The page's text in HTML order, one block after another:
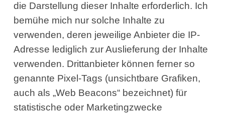
die Darstellung dieser Inhalte erforderlich. Ich
bemühe mich nur solche Inhalte zu
verwenden, deren jeweilige Anbieter die IP-
Adresse lediglich zur Auslieferung der Inhalte
verwenden. Drittanbieter können ferner so
genannte Pixel-Tags (unsichtbare Grafiken,
auch als „Web Beacons“ bezeichnet) für
statistische oder Marketingzwecke